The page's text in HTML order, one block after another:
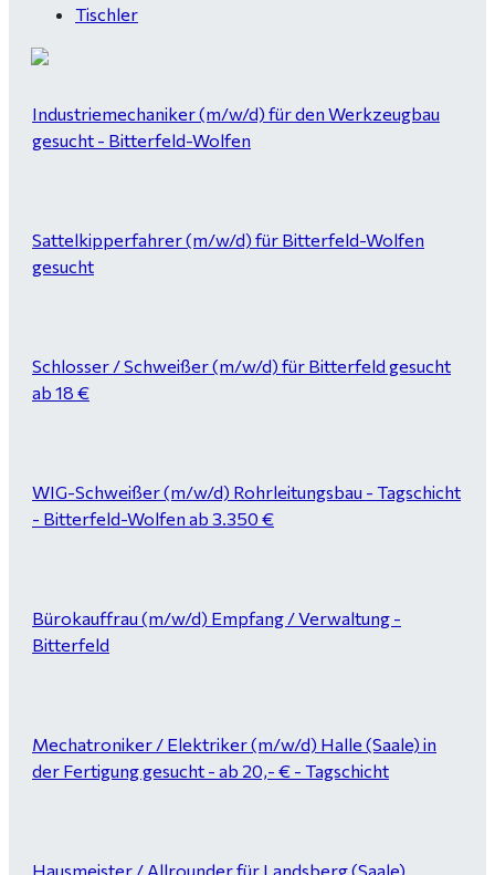
Tischler
Industriemechaniker (m/w/d) für den Werkzeugbau
gesucht - Bitterfeld-Wolfen
Sattelkipperfahrer (m/w/d) für Bitterfeld-Wolfen
gesucht
Schlosser / Schweißer (m/w/d) für Bitterfeld gesucht
ab 18 €
WIG-Schweißer (m/w/d) Rohrleitungsbau - Tagschicht
- Bitterfeld-Wolfen ab 3.350 €
Bürokauffrau (m/w/d) Empfang / Verwaltung -
Bitterfeld
Mechatroniker / Elektriker (m/w/d) Halle (Saale) in
der Fertigung gesucht - ab 20,- € - Tagschicht
Hausmeister / Allrounder für Landsberg (Saale)